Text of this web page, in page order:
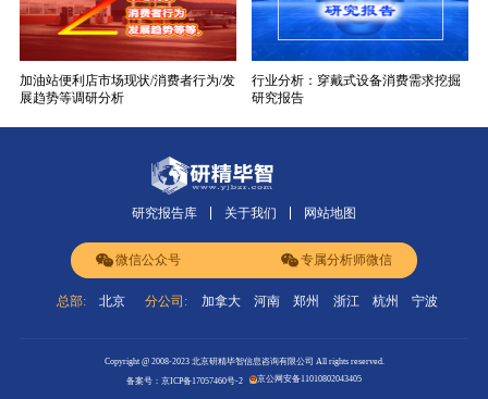
加油站便利店市场现状/消费者行为/发
展趋势等调研分析
行业分析：穿戴式设备消费需求挖掘
研究报告
研究报告库 关于我们 网站地图
微信公众号 专属分析师微信
总部: 北京 分公司: 加拿大 河南 郑州 浙江 杭州 宁波
Copyright @ 2008-2023 北京研精毕智信息咨询有限公司 All rights reserved.
备案号：京ICP备17057460号-2
京公网安备11010802043405